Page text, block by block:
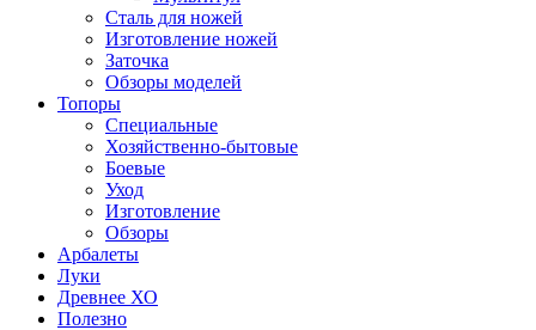
Сталь для ножей
Изготовление ножей
Заточка
Обзоры моделей
Топоры
Специальные
Хозяйственно-бытовые
Боевые
Уход
Изготовление
Обзоры
Арбалеты
Луки
Древнее ХО
Полезно